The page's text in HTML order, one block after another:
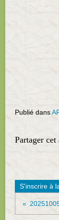
Publié dans
Partager
S'inscrire à